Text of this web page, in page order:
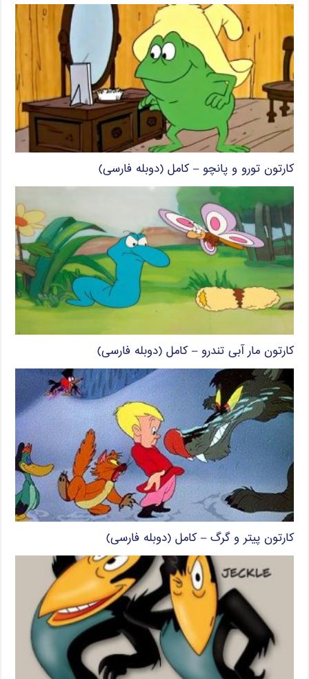
کارتون تورو و پانچو – کامل (دوبله فارسی)
کارتون مار آبی تندرو – کامل (دوبله فارسی)
کارتون پیتر و گرگ – کامل (دوبله فارسی)